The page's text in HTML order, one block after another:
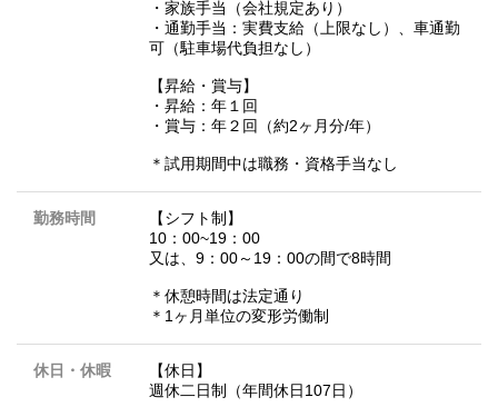
・家族手当（会社規定あり）
・通勤手当：実費支給（上限なし）、車通勤
可（駐車場代負担なし）
【昇給・賞与】
・昇給：年１回
・賞与：年２回（約2ヶ月分/年）
＊試用期間中は職務・資格手当なし
勤務時間
【シフト制】
10：00~19：00
又は、9：00～19：00の間で8時間
＊休憩時間は法定通り
＊1ヶ月単位の変形労働制
休日・休暇
【休日】
週休二日制（年間休日107日）